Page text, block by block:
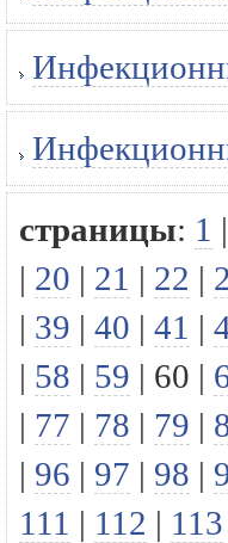
страницы: 1 |
| 20 | 21 | 22 |
| 39 | 40 | 41 |
| 58 | 59 | 60 |
| 77 | 78 | 79 |
| 96 | 97 | 98 |
111 | 112 | 113